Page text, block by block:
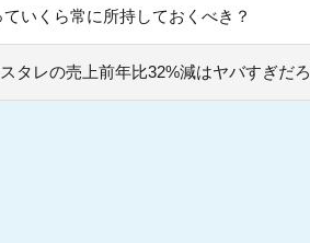
いくら常に所持しておくべき？
タレの売上前年比32%減はヤバすぎだろ